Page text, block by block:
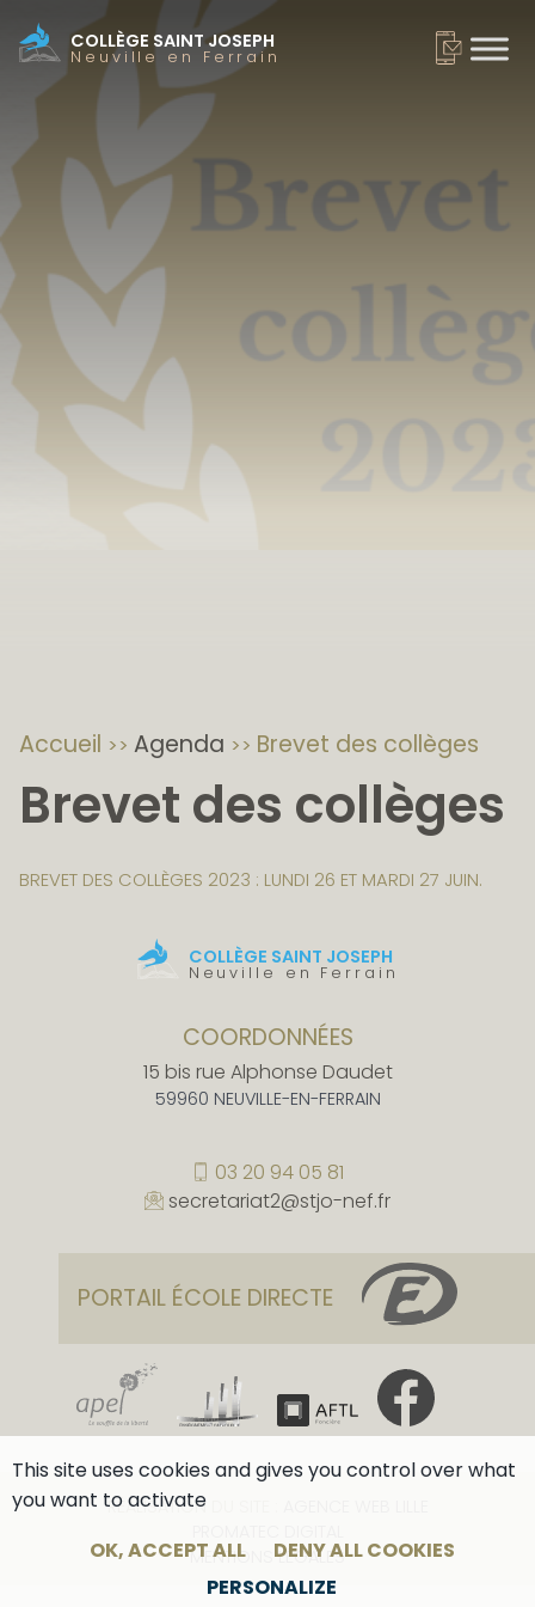
COLLÈGE SAINT JOSEPH
Neuville en Ferrain
Accueil Agenda Brevet des collèges
Brevet des collèges
BREVET DES COLLÈGES 2023 : LUNDI 26 ET MARDI 27 JUIN.
COLLÈGE SAINT JOSEPH
Neuville en Ferrain
RÉALISATION DU SITE :
MENTIONS LÉGALES
COORDONNÉES
15 bis rue Alphonse Daudet
59960 NEUVILLE-EN-FERRAIN
03 20 94 05 81
secretariat2@stjo-nef.fr
PORTAIL ÉCOLE DIRECTE
This site uses cookies and gives you control over what
you want to activate
OK, ACCEPT ALL
DENY ALL COOKIES
PERSONALIZE